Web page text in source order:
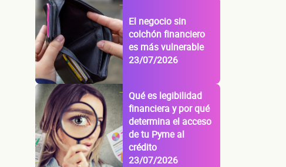
El negocio sin
colchón financiero
es más vulnerable
23/07/2026
Qué es legibilidad
financiera y por qué
determina el acceso
de tu Pyme al
crédito
23/07/2026